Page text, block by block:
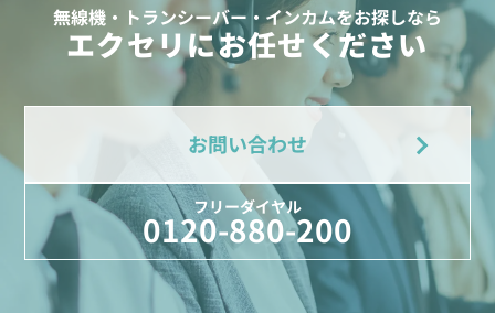
無線機・トランシーバー・インカムをお探しなら
エクセリにお任せください
お問い合わせ
フリーダイヤル
0120-880-200